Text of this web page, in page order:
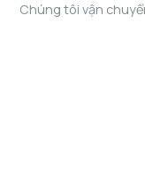
Chúng tôi vận